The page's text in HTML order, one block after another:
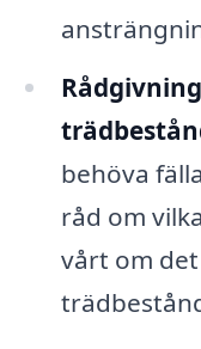
behöva
råd om
vårt om